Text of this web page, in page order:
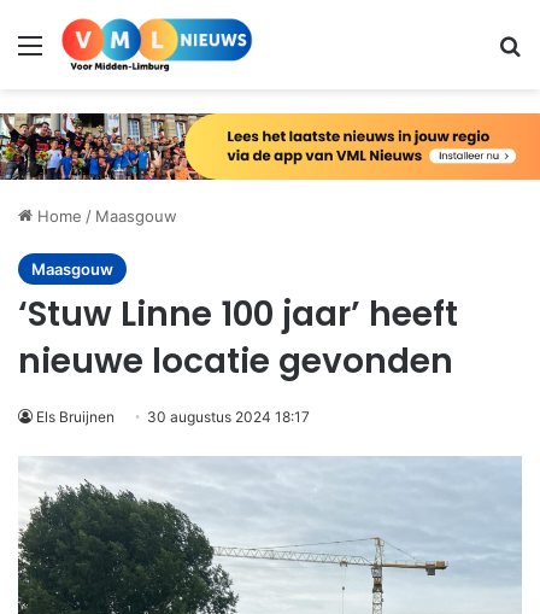
Menu
Home / Maasgouw
Maasgouw
‘Stuw Linne 100 jaar’ heeft
nieuwe locatie gevonden
Els Bruijnen 30 augustus 2024 18:17